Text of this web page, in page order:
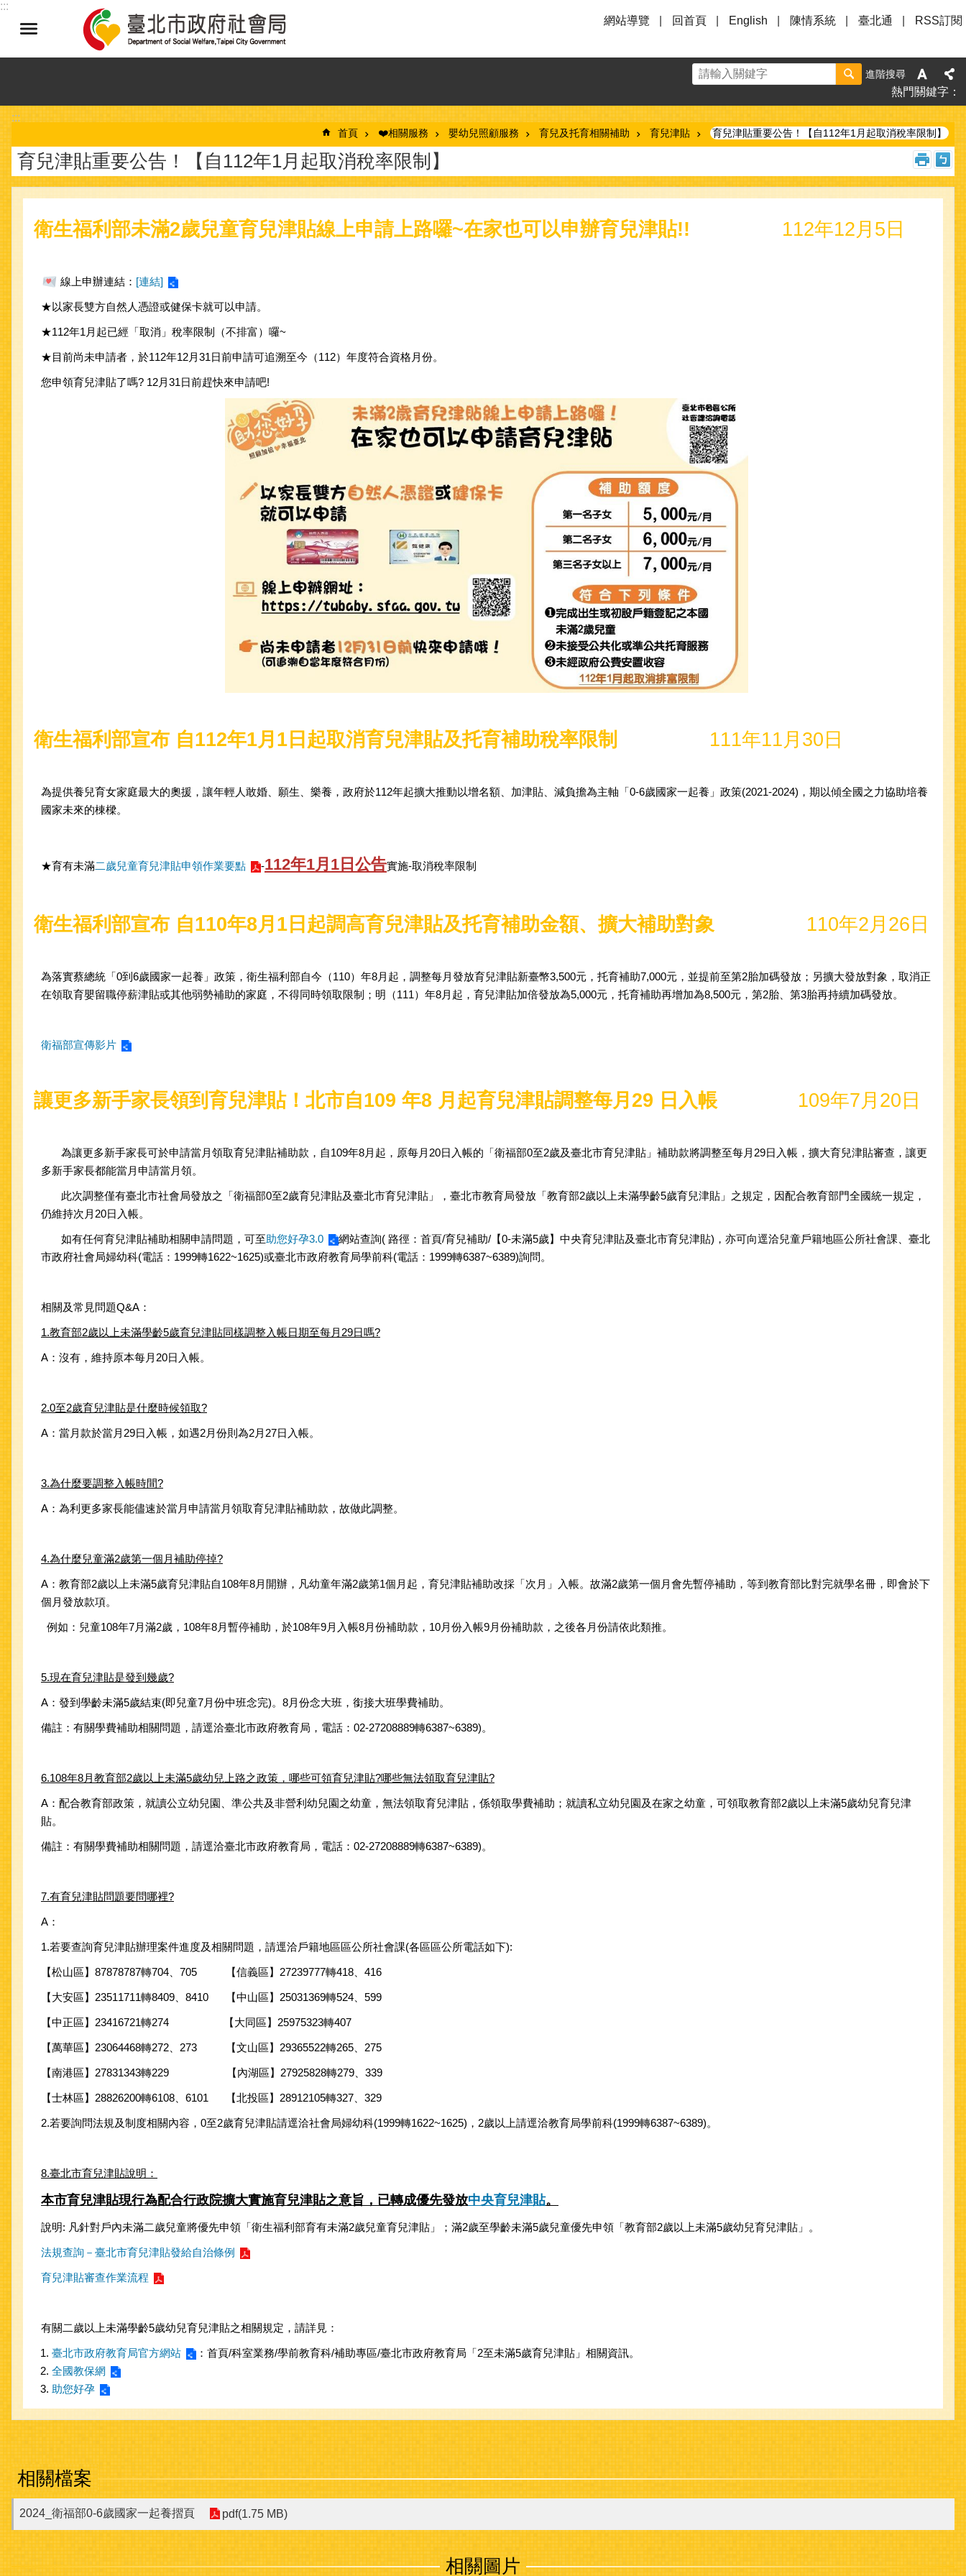
跳到主要內容區塊
:::
網站導覽
回首頁 English 陳情系統 臺北通 RSS訂閱
進階搜尋
熱門關鍵字
:::
首頁 ❤️相關服務 嬰幼兒照顧服務 育兒及托育相關補助 育兒津貼 育兒津貼重要公告！【自112年1月起取消稅率限制】
育兒津貼重要公告！【自112年1月起取消稅率限制】
衛生福利部未滿2歲兒童育兒津貼線上申請上路囉~在家也可以申辦育兒津貼!! 112年12月5日
線上申辦連結： [連結]
★以家長雙方自然人憑證或健保卡就可以申請。
★112年1月起已經「取消」稅率限制（不排富）囉~
★目前尚未申請者，於112年12月31日前申請可追溯至今（112）年度符合資格月份。
您申領育兒津貼了嗎? 12月31日前趕快來申請吧!
衛生福利部宣布 自112年1月1日起取消育兒津貼及托育補助稅率限制 111年11月30日
為提供養兒育女家庭最大的奧援，讓年輕人敢婚、願生、樂養，政府於112年起擴大推動以增名額、加津貼、減負擔為主軸「0-6歲國家一起養」政策(2021-2024)，期以傾全國之力協助培養
國家未來的棟樑。
★育有未滿二歲兒童育兒津貼申領作業要點 -112年1月1日公告實施-取消稅率限制
衛生福利部宣布 自110年8月1日起調高育兒津貼及托育補助金額、擴大補助對象 110年2月26日
為落實蔡總統「0到6歲國家一起養」政策，衛生福利部自今（110）年8月起，調整每月發放育兒津貼新臺幣3,500元，托育補助7,000元，並提前至第2胎加碼發放；另擴大發放對象，取消正
在領取育嬰留職停薪津貼或其他弱勢補助的家庭，不得同時領取限制；明（111）年8月起，育兒津貼加倍發放為5,000元，托育補助再增加為8,500元，第2胎、第3胎再持續加碼發放。
衛福部宣傳影片
讓更多新手家長領到育兒津貼！北市自109 年8 月起育兒津貼調整每月29 日入帳 109年7月20日
為讓更多新手家長可於申請當月領取育兒津貼補助款，自109年8月起，原每月20日入帳的「衛福部0至2歲及臺北市育兒津貼」補助款將調整至每月29日入帳，擴大育兒津貼審查，讓更
多新手家長都能當月申請當月領。
此次調整僅有臺北市社會局發放之「衛福部0至2歲育兒津貼及臺北市育兒津貼」，臺北市教育局發放「教育部2歲以上未滿學齡5歲育兒津貼」之規定，因配合教育部門全國統一規定，
仍維持次月20日入帳。
如有任何育兒津貼補助相關申請問題，可至助您好孕3.0
網站查詢( 路徑：首頁/育兒補助/【0-未滿5歲】中央育兒津貼及臺北市育兒津貼)，亦可向逕洽兒童戶籍地區公所社會課、臺北
市政府社會局婦幼科(電話：1999轉1622~1625)或臺北市政府教育局學前科(電話：1999轉6387~6389)詢問。
相關及常見問題Q&A：
1.教育部2歲以上未滿學齡5歲育兒津貼同樣調整入帳日期至每月29日嗎?
A：沒有，維持原本每月20日入帳。
2.0至2歲育兒津貼是什麼時候領取?
A：當月款於當月29日入帳，如遇2月份則為2月27日入帳。
3.為什麼要調整入帳時間?
A：為利更多家長能儘速於當月申請當月領取育兒津貼補助款，故做此調整。
4.為什麼兒童滿2歲第一個月補助停掉?
A：教育部2歲以上未滿5歲育兒津貼自108年8月開辦，凡幼童年滿2歲第1個月起，育兒津貼補助改採「次月」入帳。故滿2歲第一個月會先暫停補助，等到教育部比對完就學名冊，即會於下
個月發放款項。
例如：兒童108年7月滿2歲，108年8月暫停補助，於108年9月入帳8月份補助款，10月份入帳9月份補助款，之後各月份請依此類推。
5.現在育兒津貼是發到幾歲?
A：發到學齡未滿5歲結束(即兒童7月份中班念完)。8月份念大班，銜接大班學費補助。
備註：有關學費補助相關問題，請逕洽臺北市政府教育局，電話：02-27208889轉6387~6389)。
6.108年8月教育部2歲以上未滿5歲幼兒上路之政策，哪些可領育兒津貼?哪些無法領取育兒津貼?
A：配合教育部政策，就讀公立幼兒園、準公共及非營利幼兒園之幼童，無法領取育兒津貼，係領取學費補助；就讀私立幼兒園及在家之幼童，可領取教育部2歲以上未滿5歲幼兒育兒津
貼。
備註：有關學費補助相關問題，請逕洽臺北市政府教育局，電話：02-27208889轉6387~6389)。
7.有育兒津貼問題要問哪裡?
A：
1.若要查詢育兒津貼辦理案件進度及相關問題，請逕洽戶籍地區區公所社會課(各區區公所電話如下):
【松山區】87878787轉704、705 【信義區】27239777轉418、416
【大安區】23511711轉8409、8410 【中山區】25031369轉524、599
【中正區】23416721轉274 【大同區】25975323轉407
【萬華區】23064468轉272、273 【文山區】29365522轉265、275
【南港區】27831343轉229 【內湖區】27925828轉279、339
【士林區】28826200轉6108、6101 【北投區】28912105轉327、329
2.若要詢問法規及制度相關內容，0至2歲育兒津貼請逕洽社會局婦幼科(1999轉1622~1625)，2歲以上請逕洽教育局學前科(1999轉6387~6389)。
8.臺北市育兒津貼說明：
本市育兒津貼現行為配合行政院擴大實施育兒津貼之意旨，已轉成優先發放中央育兒津貼。
說明: 凡針對戶內未滿二歲兒童將優先申領「衛生福利部育有未滿2歲兒童育兒津貼」；滿2歲至學齡未滿5歲兒童優先申領「教育部2歲以上未滿5歲幼兒育兒津貼」。
法規查詢－臺北市育兒津貼發給自治條例
育兒津貼審查作業流程
有關二歲以上未滿學齡5歲幼兒育兒津貼之相關規定，請詳見：
臺北市政府教育局官方網站
：首頁/科室業務/學前教育科/補助專區/臺北市政府教育局「2至未滿5歲育兒津貼」相關資訊。
全國教保網
助您好孕
相關檔案
2024_衛福部0-6歲國家一起養摺頁 pdf(1.75 MB)
相關圖片